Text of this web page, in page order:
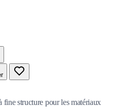
fine structure pour les matériaux